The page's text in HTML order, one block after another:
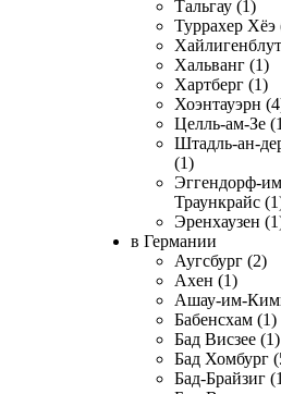
Тальгау (1)
Туррахер Хёэ
Хальванг (1)
Хартберг (1)
Хоэнтауэрн
Целль-ам-Зе
Штадль-ан-
(1)
Эггендорф-
Траункрайс
Эренхаузен
в Германии
Аугсбург (2)
Ахен (1)
Ашау-им-
Бабенсхам (1)
Бад Висзее (1)
Бад Хомбург
Бад-Брайзиг